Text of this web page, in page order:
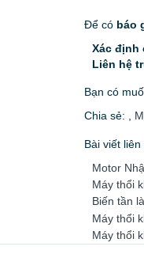
Để có báo
Xác định
Liên hệ
Bạn có
Chia sẻ:
Bài viết liên
Motor
Máy thổi
Biến tần
Máy thổi
Máy thổi